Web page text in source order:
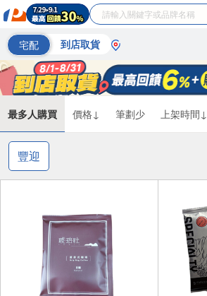
宅配 到店取貨
最多人購買 價格↓ 筆劃少 上架時間↓
豐迎